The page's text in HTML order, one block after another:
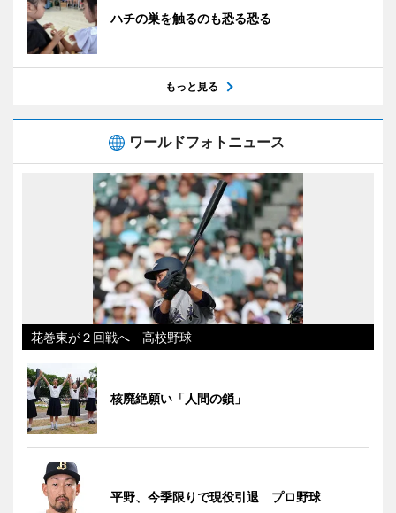
ハチの巣を触るのも恐る恐る
もっと見る
ワールドフォトニュース
花巻東が２回戦へ 高校野球
核廃絶願い「人間の鎖」
平野、今季限りで現役引退 プロ野球